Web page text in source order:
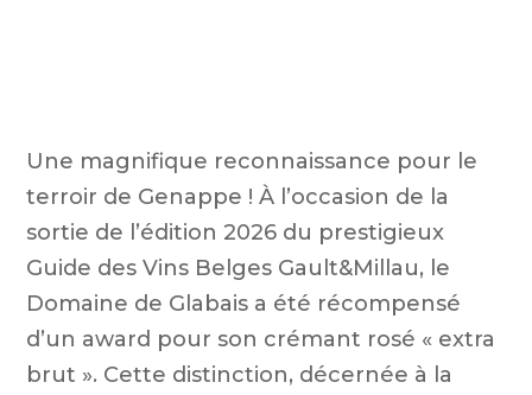
Une magnifique reconnaissance pour le
terroir de Genappe ! À l’occasion de la
sortie de l’édition 2026 du prestigieux
Guide des Vins Belges Gault&Millau, le
Domaine de Glabais a été récompensé
d’un award pour son crémant rosé « extra
brut ». Cette distinction, décernée à la